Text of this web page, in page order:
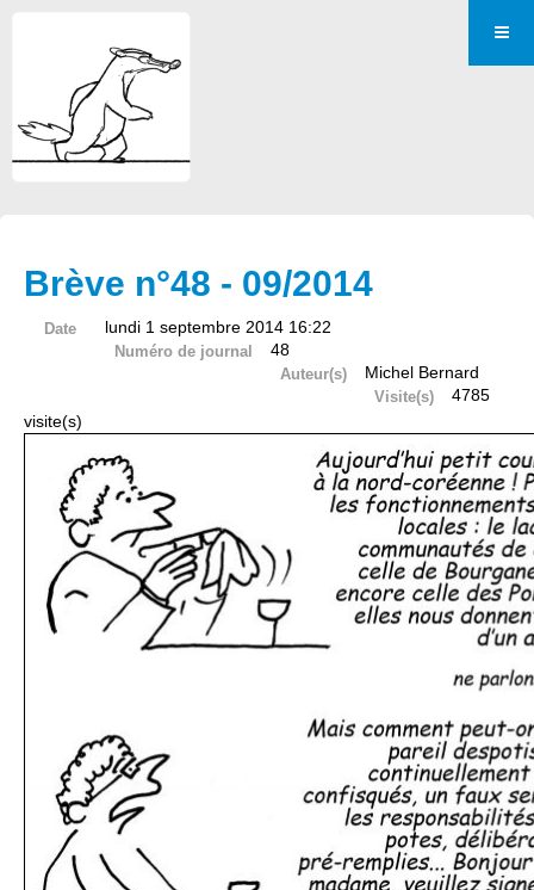
Brève n°48 - 09/2014
Date lundi 1 septembre 2014 16:22
Numéro de journal 48
Auteur(s) Michel Bernard
Visite(s)
4785
visite(s)